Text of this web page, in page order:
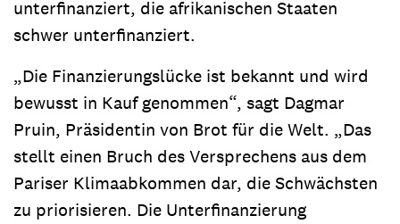
unterfinanziert, die afrikanischen Staaten
schwer unterfinanziert.
„Die Finanzierungslücke ist bekannt und wird
bewusst in Kauf genommen“, sagt Dagmar
Pruin, Präsidentin von Brot für die Welt. „Das
stellt einen Bruch des Versprechens aus dem
Pariser Klimaabkommen dar, die Schwächsten
zu priorisieren. Die Unterfinanzierung